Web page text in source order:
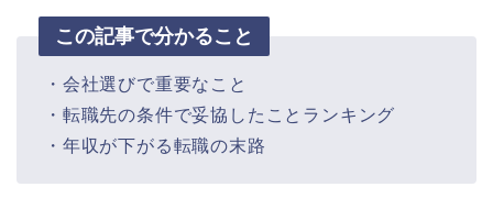
この記事で分かること
・会社選びで重要なこと
・転職先の条件で妥協したことランキング
・年収が下がる転職の末路